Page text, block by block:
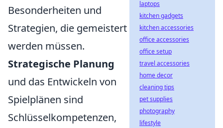
Besonderheiten und
Strategien, die gemeistert
werden müssen.
Strategische Planung
und das Entwickeln von
Spielplänen sind
Schlüsselkompetenzen,
laptops
kitchen gadgets
kitchen accessories
office accessories
office setup
travel accessories
home decor
cleaning tips
pet supplies
photography
lifestyle